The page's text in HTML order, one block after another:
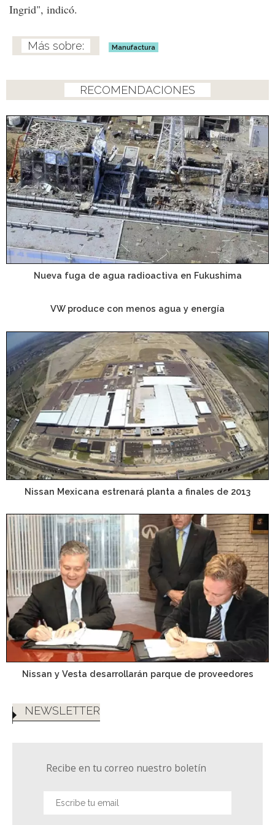
Ingrid", indicó.
Manufactura
RECOMENDACIONES
Nueva fuga de agua radioactiva en Fukushima
VW produce con menos agua y energía
Nissan Mexicana estrenará planta a finales de 2013
Nissan y Vesta desarrollarán parque de proveedores
NEWSLETTER
Recibe en tu correo nuestro boletín